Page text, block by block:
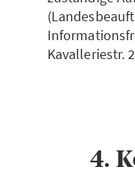
Kavalleriestr.
4.